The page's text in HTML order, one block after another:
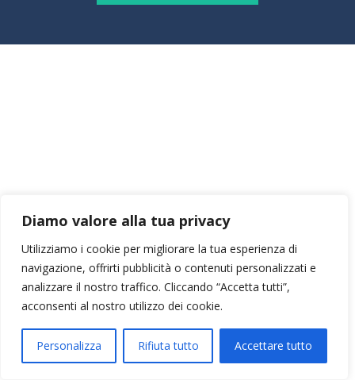
Diamo valore alla tua privacy
Utilizziamo i cookie per migliorare la tua esperienza di
navigazione, offrirti pubblicità o contenuti personalizzati e
analizzare il nostro traffico. Cliccando “Accetta tutti”,
acconsenti al nostro utilizzo dei cookie.
Personalizza Rifiuta tutto Accettare tutto